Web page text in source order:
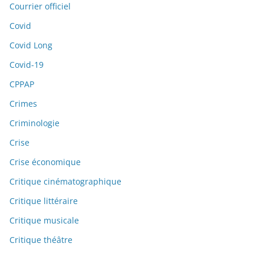
Courrier officiel
Covid
Covid Long
Covid-19
CPPAP
Crimes
Criminologie
Crise
Crise économique
Critique cinématographique
Critique littéraire
Critique musicale
Critique théâtre